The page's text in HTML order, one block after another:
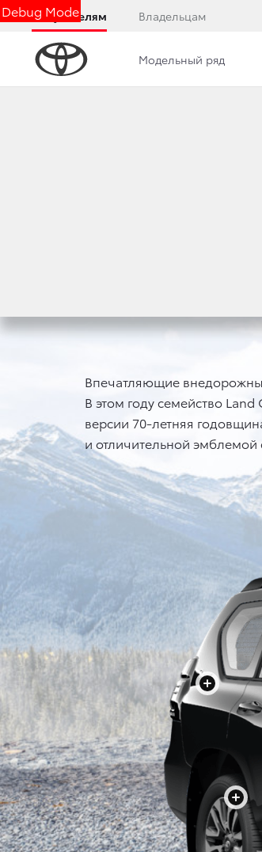
Debug Mode
Покупателям Владельцам
Модельный ряд
Впечатляющие
В этом году семейство
версии 70-летняя
и отличительной эмблемой
+
+